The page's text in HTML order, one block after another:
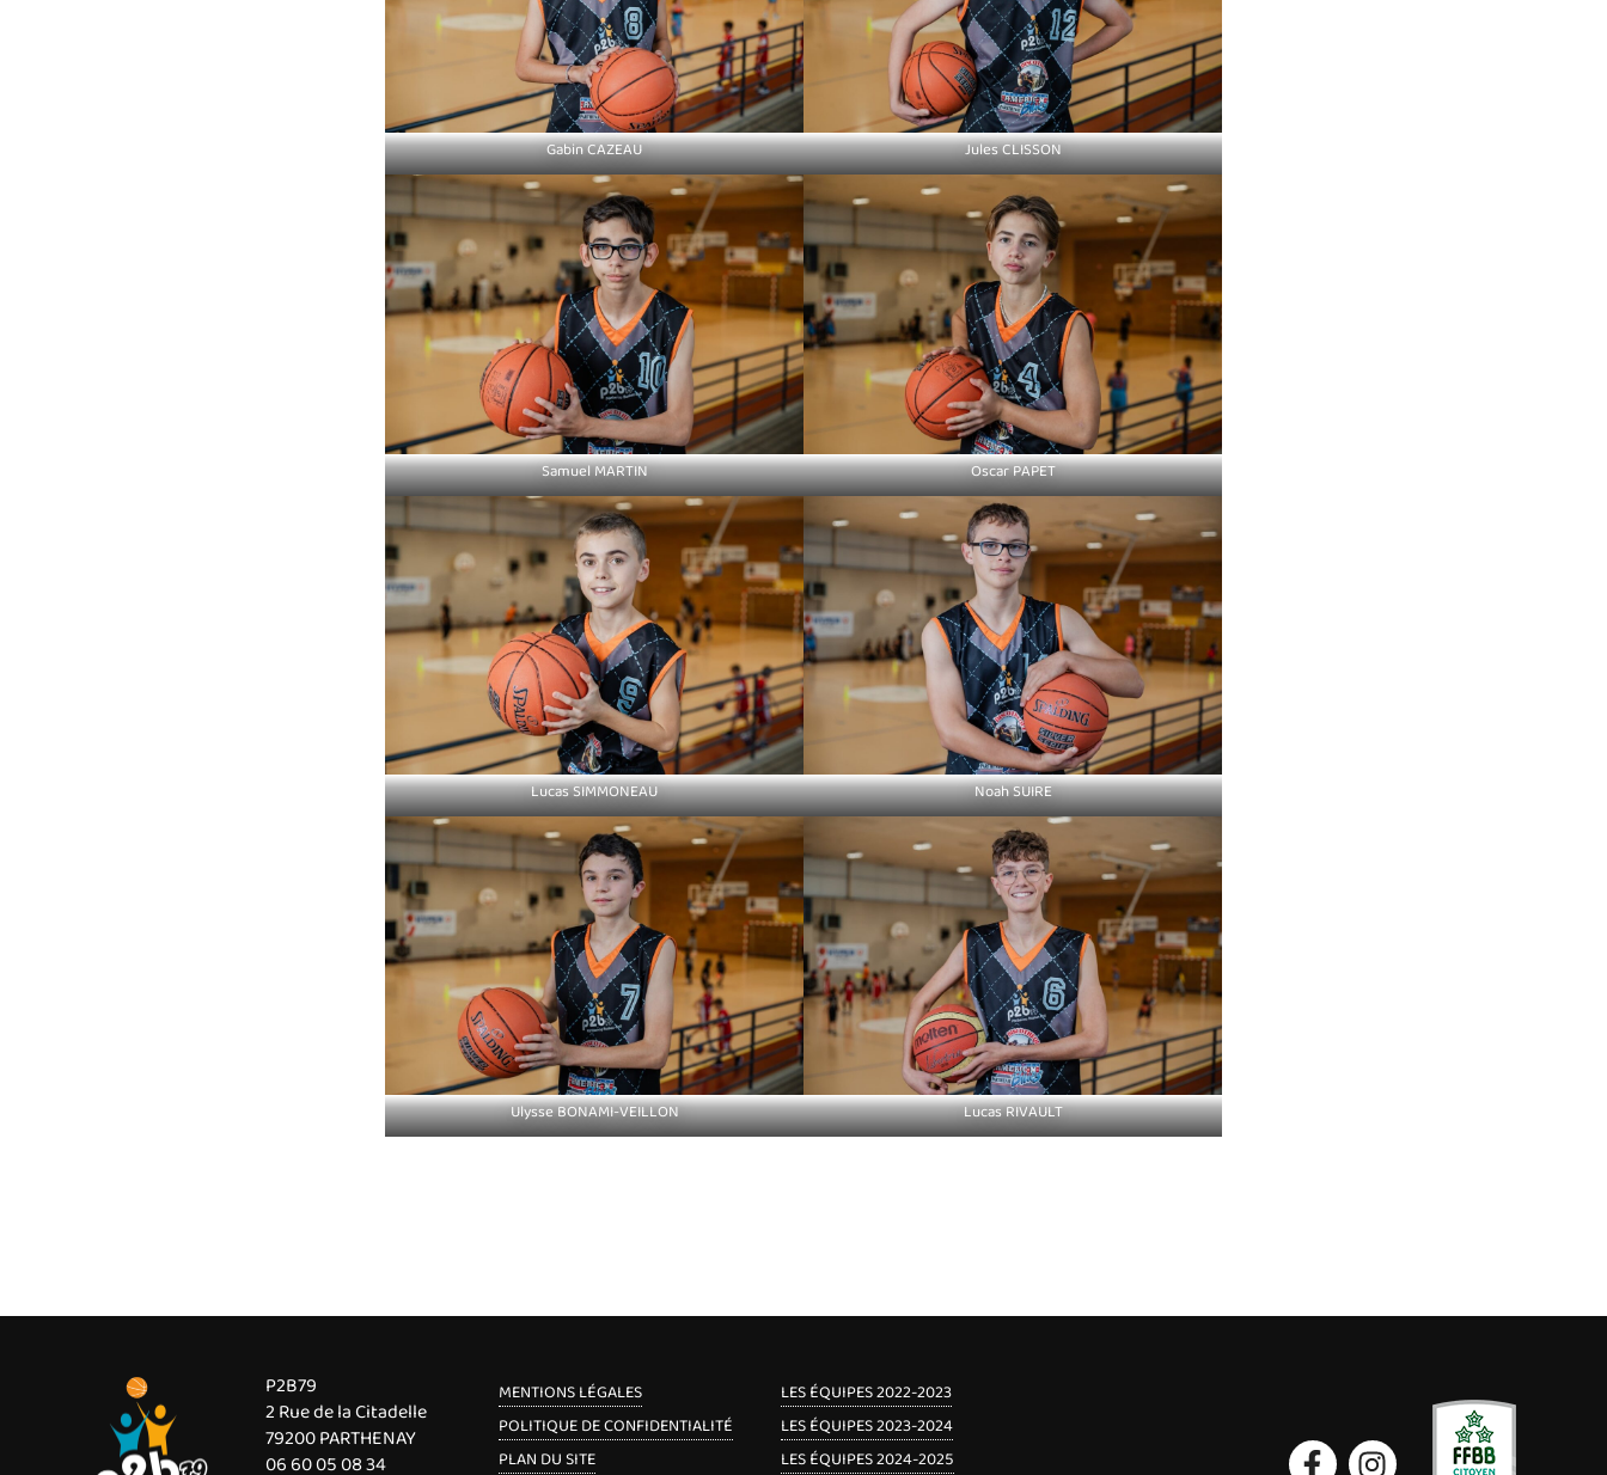
Gabin CAZEAU Jules CLISSON
Samuel MARTIN Oscar PAPET
Lucas SIMMONEAU Noah SUIRE
Ulysse BONAMI-VEILLON Lucas RIVAULT
P2B79
2 Rue de la Citadelle
79200 PARTHENAY
06 60 05 08 34
MENTIONS LÉGALES
POLITIQUE DE CONFIDENTIALITÉ
PLAN DU SITE
LES ÉQUIPES 2022-2023
LES ÉQUIPES 2023-2024
LES ÉQUIPES 2024-2025